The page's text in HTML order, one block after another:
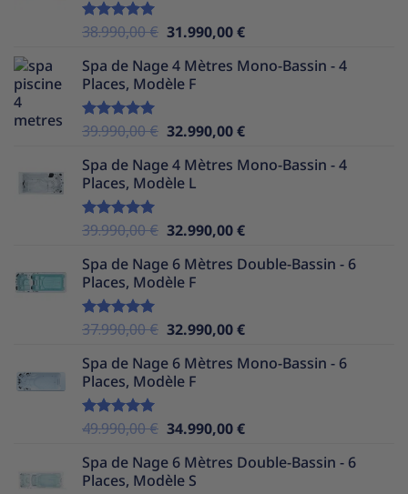
Note5.00
38.990,00€ Le
initial
était :
31.990,00€Le
actuel
Spa de Nage 4 Mètres Mono-Bassin - 4
Places, Modèle F
Note5.00
39.990,00€ Le
initial
était :
32.990,00€Le
actuel
Spa de Nage 4 Mètres Mono-Bassin - 4
Places, Modèle L
Note5.00
39.990,00€ Le
initial
était :
32.990,00€Le
actuel
Spa de Nage 6 Mètres Double-Bassin - 6
Places, Modèle F
Note5.00
37.990,00€ Le
initial
était :
32.990,00€Le
actuel
Spa de Nage 6 Mètres Mono-Bassin - 6
Places, Modèle F
Note5.00
49.990,00€ Le
initial
était :
34.990,00€Le
actuel
Spa de Nage 6 Mètres Double-Bassin - 6
Places, Modèle S